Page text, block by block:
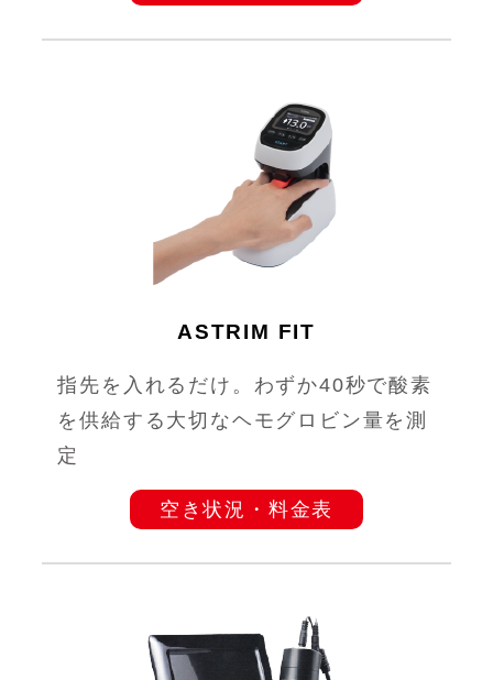
ASTRIM FIT
指先を入れるだけ。わずか40秒で酸素
を供給する大切なヘモグロビン量を測
定
空き状況・料金表